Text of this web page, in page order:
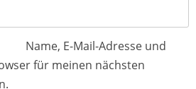
Name, E-Mail-Adresse und
für meinen nächsten